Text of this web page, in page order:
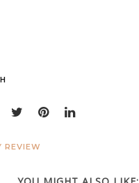
REVIEW